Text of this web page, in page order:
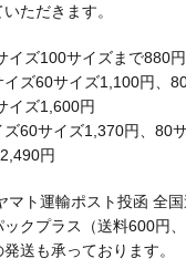
ただきます。
イズ100サイズまで880円
イズ60サイズ1,100円、
イズ1,600円
ズ60サイズ1,370円、80
円
マト運輸ポスト投函 全
クプラス（送料600円
送も承っております。